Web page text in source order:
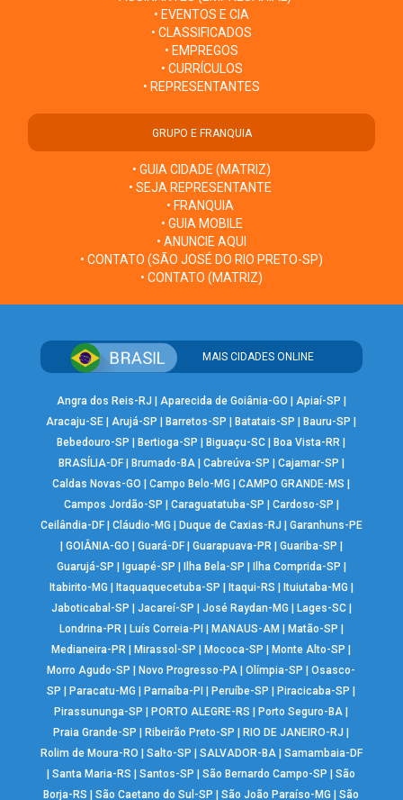
• EVENTOS E CIA
• CLASSIFICADOS
• EMPREGOS
• CURRÍCULOS
• REPRESENTANTES
GRUPO E FRANQUIA
• GUIA CIDADE (MATRIZ)
• SEJA REPRESENTANTE
• FRANQUIA
• GUIA MOBILE
• ANUNCIE AQUI
• CONTATO (SÃO JOSÉ DO RIO PRETO-SP)
• CONTATO (MATRIZ)
MAIS CIDADES ONLINE
Angra dos Reis-RJ | Aparecida de Goiânia-GO | Apiaí-SP |
Aracaju-SE | Arujá-SP |Barretos-SP |Batatais-SP |Bauru-SP |
Bebedouro-SP |Bertioga-SP |Biguaçu-SC |Boa Vista-RR |
BRASÍLIA-DF| Brumado-BA| Cabreúva-SP | Cajamar-SP |
Caldas Novas-GO |Campo Belo-MG |CAMPO GRANDE-MS |
Campos Jordão-SP | Caraguatatuba-SP | Cardoso-SP |
Ceilândia-DF| Cláudio-MG | Duque de Caxias-RJ | Garanhuns-PE
| GOIÂNIA-GO | Guará-DF| Guarapuava-PR | Guariba-SP |
Guarujá-SP | Iguapé-SP | Ilha Bela-SP | Ilha Comprida-SP |
Itabirito-MG | Itaquaquecetuba-SP | Itaqui-RS | Ituiutaba-MG |
Jaboticabal-SP | Jacareí-SP | José Raydan-MG | Lages-SC|
Londrina-PR | Luís Correia-PI | MANAUS-AM | Matão-SP |
Medianeira-PR |Mirassol-SP |Mococa-SP |Monte Alto-SP |
Morro Agudo-SP |Novo Progresso-PA |Olímpia-SP |Osasco-
SP |Paracatu-MG |Parnaíba-PI |Peruíbe-SP |Piracicaba-SP |
Pirassununga-SP |PORTO ALEGRE-RS |Porto Seguro-BA |
Praia Grande-SP |Ribeirão Preto-SP |RIO DE JANEIRO-RJ |
Rolim de Moura-RO | Salto-SP | SALVADOR-BA| Samambaia-DF
|Santa Maria-RS |Santos-SP |São Bernardo Campo-SP |São
Borja-RS |São Caetano do Sul-SP |São João Paraíso-MG |São